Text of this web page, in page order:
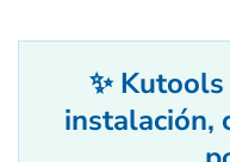
✨
instalación,